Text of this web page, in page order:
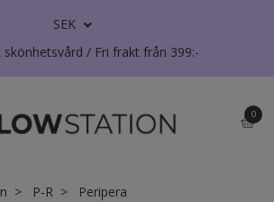
SEK
skönhetsvård / Fri frakt från 399:-
0
P-R
Peripera